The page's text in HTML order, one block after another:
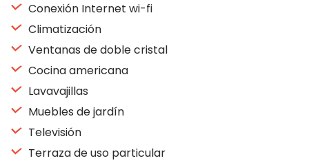
Conexión Internet wi-fi
Climatización
Ventanas de doble cristal
Cocina americana
Lavavajillas
Muebles de jardín
Televisión
Terraza de uso particular